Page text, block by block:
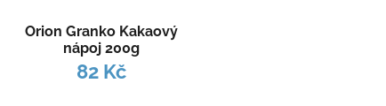
Orion Granko Kakaový
nápoj 200g
82 Kč